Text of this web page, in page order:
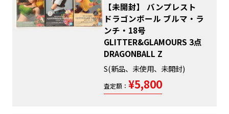
【未開封】 バンプレスト
ドラゴンボール ブルマ・ラ
ンチ・18号
GLITTER&GLAMOURS 3点
DRAGONBALL Z
S(新品、未使用、未開封)
査定額： ¥5,800